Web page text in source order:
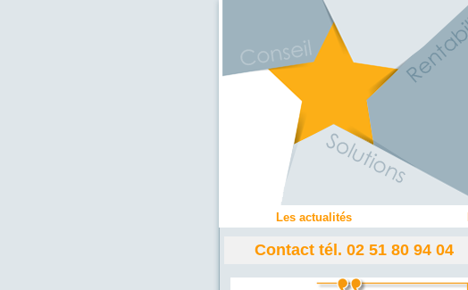
Les actualités
Contact tél. 02 51 80 94 04